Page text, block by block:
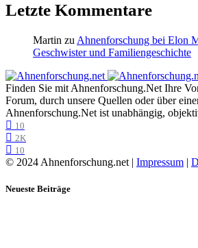
Letzte Kommentare
Martin zu Ahnenforschung bei Elon
Geschwister und Familiengeschichte
Finden Sie mit Ahnenforschung.Net Ihre
Forum, durch unsere Quellen oder über
Ahnenforschung.Net ist unabhängig,
10
2K
10
© 2024 Ahnenforschung.net | Impressum |
Neueste Beiträge